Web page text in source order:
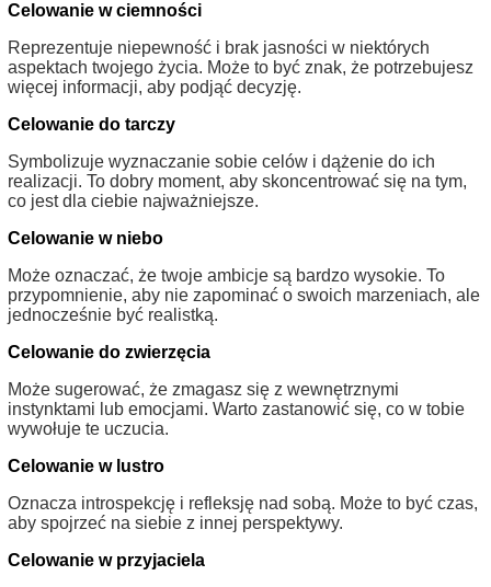
Celowanie w ciemności
Reprezentuje niepewność i brak jasności w niektórych
aspektach twojego życia. Może to być znak, że potrzebujesz
więcej informacji, aby podjąć decyzję.
Celowanie do tarczy
Symbolizuje wyznaczanie sobie celów i dążenie do ich
realizacji. To dobry moment, aby skoncentrować się na tym,
co jest dla ciebie najważniejsze.
Celowanie w niebo
Może oznaczać, że twoje ambicje są bardzo wysokie. To
przypomnienie, aby nie zapominać o swoich marzeniach, ale
jednocześnie być realistką.
Celowanie do zwierzęcia
Może sugerować, że zmagasz się z wewnętrznymi
instynktami lub emocjami. Warto zastanowić się, co w tobie
wywołuje te uczucia.
Celowanie w lustro
Oznacza introspekcję i refleksję nad sobą. Może to być czas,
aby spojrzeć na siebie z innej perspektywy.
Celowanie w przyjaciela